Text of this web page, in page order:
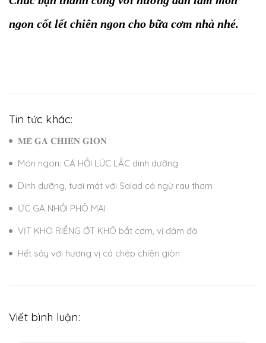
ngon cốt lết chiên ngon cho bữa cơm nhà nhé.
Tin tức khác:
𝐌𝐄̂̀ 𝐆𝐀̀ 𝐂𝐇𝐈𝐄̂𝐍 𝐆𝐈𝐎̀𝐍
Món ngon: CÁ HỒI LÚC LẮC dinh dưỡng
Dinh dưỡng, tươi mát với Salad cá ngừ rau thơm
ỨC GÀ NHỒI PHÔ MAI
VỊT KHO RIỀNG ỚT KHÔ bắt cơm, vị đậm đà
Hết sảy với hương vị cá chép chiên giòn
Viết bình luận: